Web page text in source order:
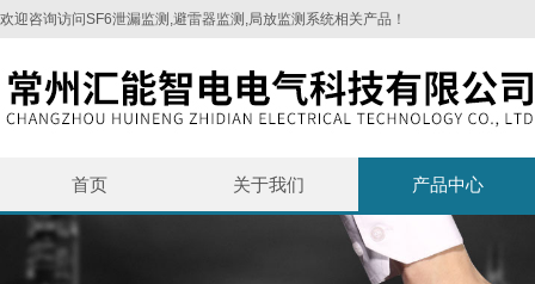
欢迎咨询访问SF6泄漏监测,避雷器监测,局放监测系统相关产品！
首页 关于我们 产品中心